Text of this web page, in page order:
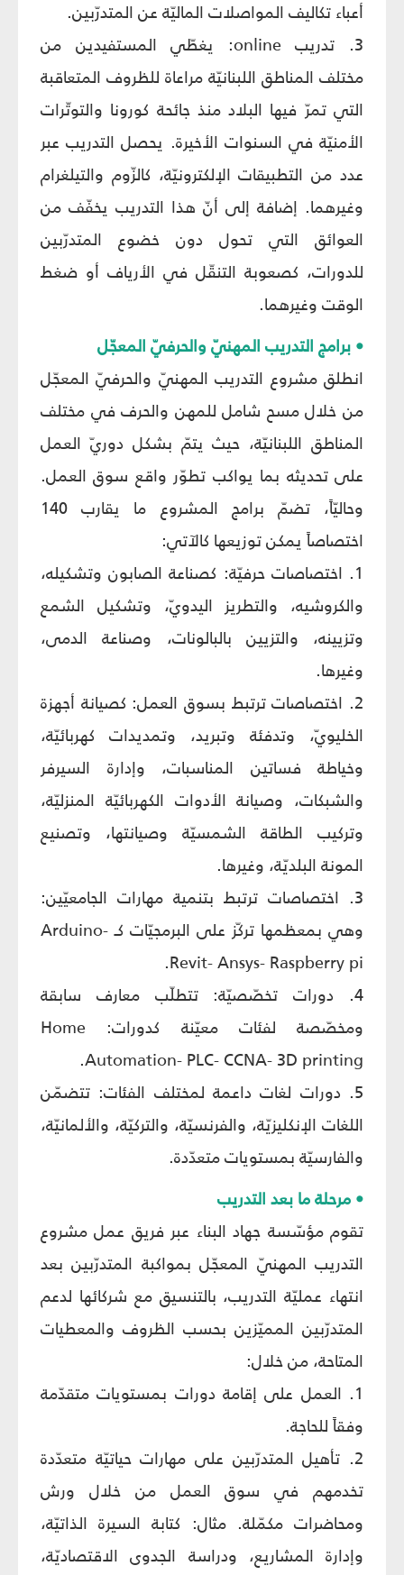
أعباء تكاليف المواصلات الماليّة عن المتدرّبين.
3. تدريب online: يغطّي المستفيدين من
مختلف المناطق اللبنانيّة مراعاة للظروف المتعاقبة
التي تمرّ فيها البلاد منذ جائحة كورونا والتوتّرات
الأمنيّة في السنوات الأخيرة. يحصل التدريب عبر
عدد من التطبيقات الإلكترونيّة، كالزّوم والتيلغرام
وغيرهما. إضافة إلى أنّ هذا التدريب يخفّف من
العوائق التي تحول دون خضوع المتدرّبين
للدورات، كصعوبة التنقّل في الأرياف أو ضغط
الوقت وغيرهما.
• برامج التدريب المهنيّ والحرفيّ المعجّل
انطلق مشروع التدريب المهنيّ والحرفيّ المعجّل
من خلال مسح شامل للمهن والحرف في مختلف
المناطق اللبنانيّة، حيث يتمّ بشكل دوريّ العمل
على تحديثه بما يواكب تطوّر واقع سوق العمل.
وحاليّاً، تضمّ برامج المشروع ما يقارب 140
اختصاصاً يمكن توزيعها كالآتي:
1. اختصاصات حرفيّة: كصناعة الصابون وتشكيله،
والكروشيه، والتطريز اليدويّ، وتشكيل الشمع
وتزيينه، والتزيين بالبالونات، وصناعة الدمى،
وغيرها.
2. اختصاصات ترتبط بسوق العمل: كصيانة أجهزة
الخليويّ، وتدفئة وتبريد، وتمديدات كهربائيّة،
وخياطة فساتين المناسبات، وإدارة السيرفر
والشبكات، وصيانة الأدوات الكهربائيّة المنزليّة،
وتركيب الطاقة الشمسيّة وصيانتها، وتصنيع
المونة البلديّة، وغيرها.
3. اختصاصات ترتبط بتنمية مهارات الجامعيّين:
وهي بمعظمها تركّز على البرمجيّات كـ Arduino-
Revit- Ansys- Raspberry pi.
4. دورات تخصّصيّة: تتطلّب معارف سابقة
ومخصّصة لفئات معيّنة كدورات: Home
Automation- PLC- CCNA- 3D printing.
5. دورات لغات داعمة لمختلف الفئات: تتضمّن
اللغات الإنكليزيّة، والفرنسيّة، والتركيّة، والألمانيّة،
والفارسيّة بمستويات متعدّدة.
• مرحلة ما بعد التدريب
تقوم مؤسّسة جهاد البناء عبر فريق عمل مشروع
التدريب المهنيّ المعجّل بمواكبة المتدرّبين بعد
انتهاء عمليّة التدريب، بالتنسيق مع شركائها لدعم
المتدرّبين المميّزين بحسب الظروف والمعطيات
المتاحة، من خلال:
1. العمل على إقامة دورات بمستويات متقدّمة
وفقاً للحاجة.
2. تأهيل المتدرّبين على مهارات حياتيّة متعدّدة
تخدمهم في سوق العمل من خلال ورش
ومحاضرات مكمّلة. مثال: كتابة السيرة الذاتيّة،
وإدارة المشاريع، ودراسة الجدوى الاقتصاديّة،